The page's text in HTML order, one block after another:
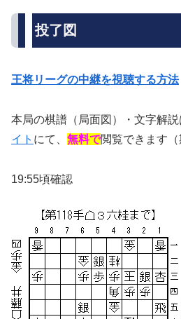
投了図
王将リーグの中継を視聴する方法
本局の棋譜（局面図）・文字解説
イト にて、 無料で閲覧できます（
19:55頃確認